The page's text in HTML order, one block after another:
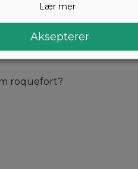
19
roquefort?
Lær mer
Aksepterer